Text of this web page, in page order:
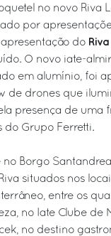
no novo Riva
por
do
O novo iate-
em alumínio, foi
de drones que
presença de uma
do Grupo Ferretti.
no Borgo
situados nos
entre os
no Iate Clube de
no destino